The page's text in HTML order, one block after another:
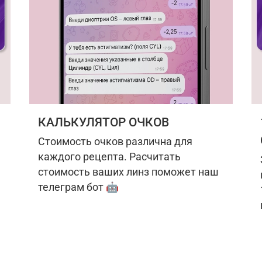
КАЛЬКУЛЯТОР ОЧКОВ
Стоимость очков различна для
каждого рецепта. Расчитать
стоимость ваших линз поможет наш
телеграм бот 🤖